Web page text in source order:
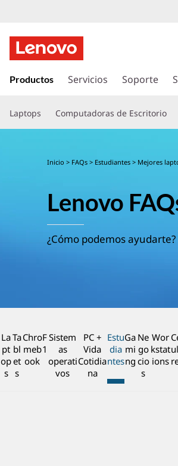
r
c
o
l
Productos Servicios Soporte
Laptops Computadoras de Escritorio
Inicio > FAQs > Estudiantes > Mejores
Lenovo
¿Cómo podemos ayudarte?
La
pt
op
s
Ta
bl
et
s
Chro
meb
ook
F
1
Sistem
as
operati
vos
PC +
Vida
Cotidia
na
Estu
dia
ntes
Ga
mi
ng
Ne
go
cio
s
Wor
kstat
ions